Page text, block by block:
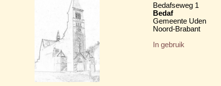
Bedafseweg 1
Bedaf
Gemeente Uden
Noord-Brabant
In gebruik